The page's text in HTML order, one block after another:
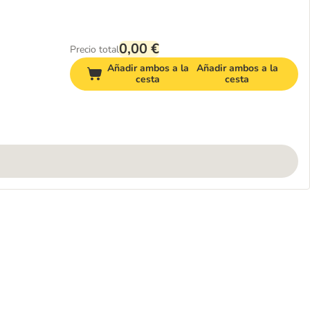
Precio total0,00 €
Añadir ambos a la
cesta
Añadir ambos a la
cesta